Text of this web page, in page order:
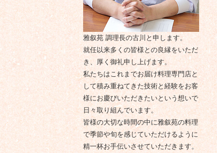
雅叙苑 調理長の古川と申します。
就任以来多くの皆様との良縁をいただ
き、厚く御礼申し上げます。
私たちはこれまでお届け料理専門店と
して積み重ねてきた技術と経験をお客
様にお慶びいただきたいという想いで
日々取り組んでいます。
皆様の大切な時間の中に雅叙苑の料理
で季節や旬を感じていただけるように
精一杯お手伝いさせていただきます。